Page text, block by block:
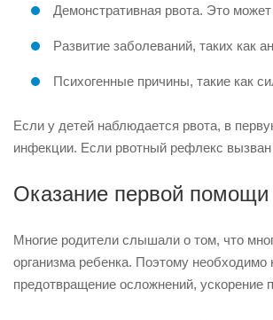
Демонстративная рвота. Это
Развитие заболеваний, таких как
Психогенные причины, такие как
Если у детей наблюдается рвота, в
инфекции. Если рвотный рефлекс вызван
Оказание первой помощи
Многие родители слышали о том, что
организма ребенка. Поэтому
предотвращение осложнений,